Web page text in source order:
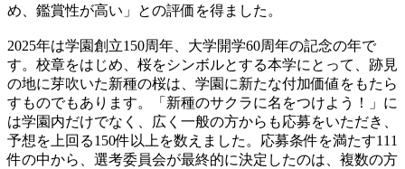
め、鑑賞性が高い」との評価を得ました。
2025年は学園創立150周年、大学開学60周年の記念の年で
す。校章をはじめ、桜をシンボルとする本学にとって、跡見
の地に芽吹いた新種の桜は、学園に新たな付加価値をもたら
すものでもあります。「新種のサクラに名をつけよう！」に
は学園内だけでなく、広く一般の方からも応募をいただき、
予想を上回る150件以上を数えました。応募条件を満たす111
件の中から、選考委員会が最終的に決定したのは、複数の方